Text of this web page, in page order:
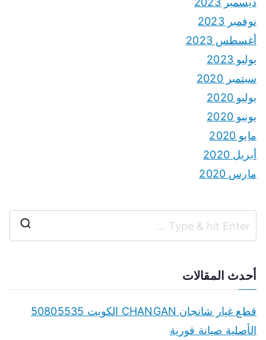
نوفمبر 2023
أغسطس 2023
يوليو 2023
سبتمبر 2020
يوليو 2020
يونيو 2020
مايو 2020
أبريل 2020
مارس 2020
r
أحدث المقالات
قطع غيار شانجان CHANGAN الكويت 50805535
الأصلية صيانة فورية